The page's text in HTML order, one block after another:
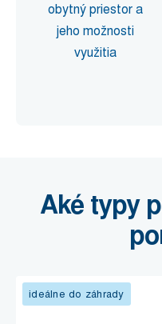
obytný priestor a
jeho možnosti
využitia
Aké typy
ideálne do záhrady